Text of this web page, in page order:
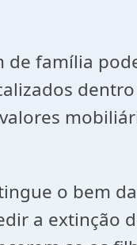
família
o bem da
a extinção